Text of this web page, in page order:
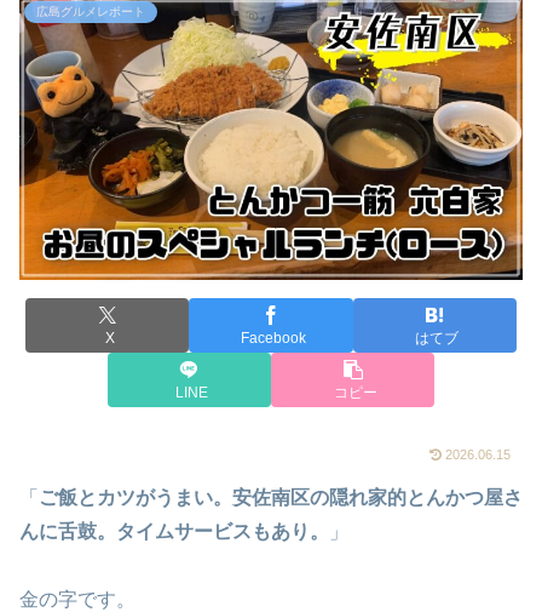
広島グルメレポート
X Facebook はてブ
LINE コピー
2026.06.15
「 ご飯とカツがうまい。安佐南区の隠れ家的とんかつ屋さ
んに舌鼓。タイムサービスもあり。
」
金の字です。